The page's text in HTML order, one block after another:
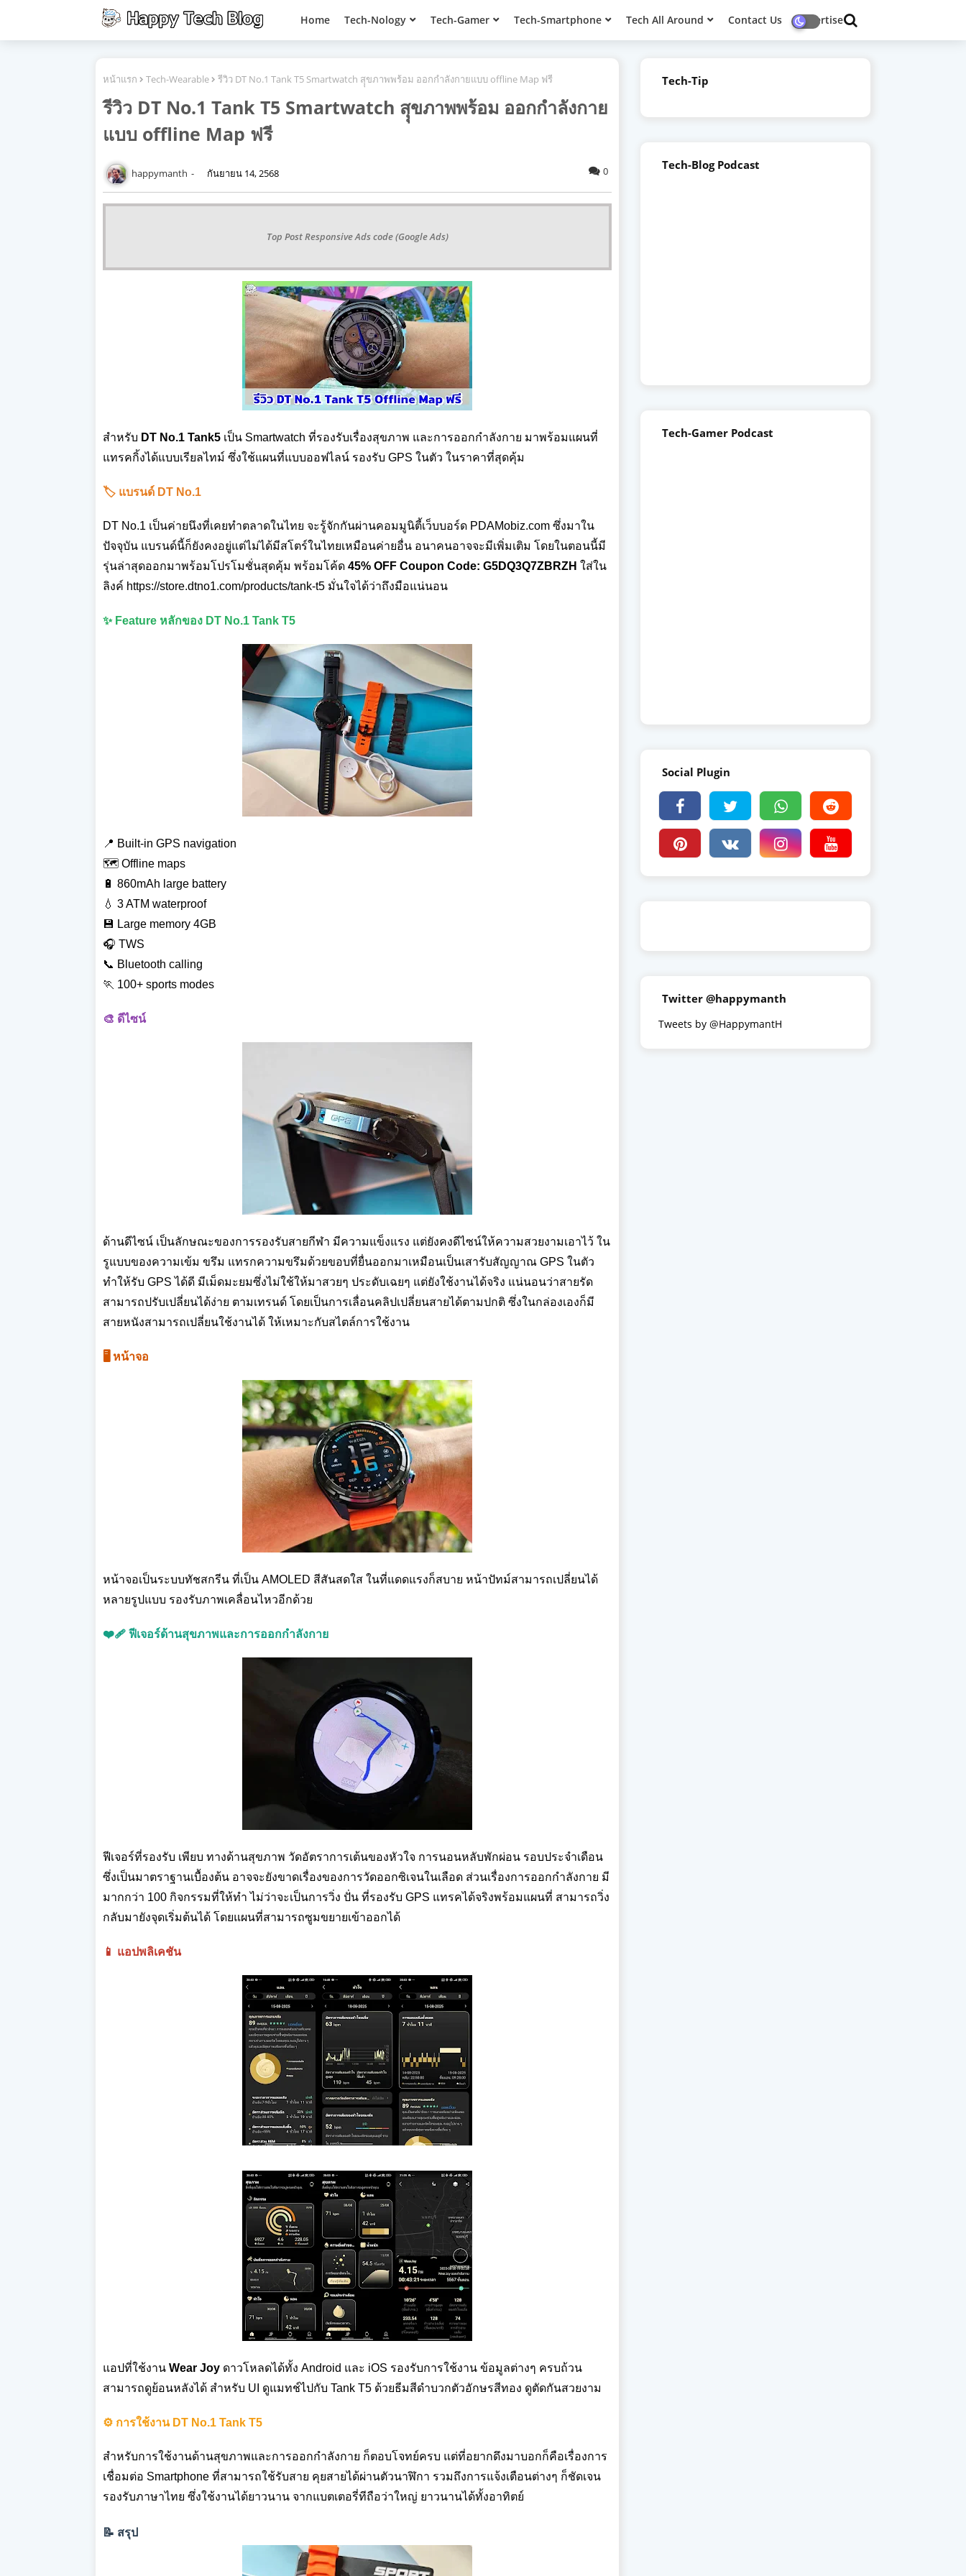
Home Tech-Nology Tech-Gamer Tech-Smartphone Tech All Around Contact Us Advertise
หน้าแรก Tech-Wearable รีวิว DT No.1 Tank T5 Smartwatch สุุขภาพพร้อม ออกกำลังกายแบบ offline Map ฟรี
รีวิว DT No.1 Tank T5 Smartwatch สุุขภาพพร้อม ออกกำลังกาย
แบบ offline Map ฟรี
happymanth กันยายน 14, 2568 0
Top Post Responsive Ads code (Google Ads)
สำหรับ DT No.1 Tank5 เป็น Smartwatch ที่รองรับเรื่องสุขภาพ และการออกกำลังกาย มาพร้อมแผนที่
แทรคกิ้งได้แบบเรียลไทม์ ซึ่งใช้แผนที่แบบออฟไลน์ รองรับ GPS ในตัว ในราคาที่สุดคุ้ม
🏷️ แบรนด์ DT No.1
DT No.1 เป็นค่ายนึงที่เคยทำตลาดในไทย จะรู้จักกันผ่านคอมมูนิตี้เว็บบอร์ด PDAMobiz.com ซึ่งมาใน
ปัจจุบัน แบรนด์นี้ก็ยังคงอยู่แต่ไม่ได้มีสโตร์ในไทยเหมือนค่ายอื่น อนาคนอาจจะมีเพิ่มเติม โดยในตอนนี้มี
รุ่นล่าสุดออกมาพร้อมโปรโมชั่นสุดคุ้ม พร้อมโค้ด 45% OFF Coupon Code: G5DQ3Q7ZBRZH ใส่ใน
ลิงค์ https://store.dtno1.com/products/tank-t5 มั่นใจได้ว่าถึงมือแน่นอน
✨ Feature หลักของ DT No.1 Tank T5
📍 Built-in GPS navigation
🗺️ Offline maps
🔋 860mAh large battery
💧 3 ATM waterproof
💾 Large memory 4GB
🎧 TWS
📞 Bluetooth calling
🏃 100+ sports modes
🎨 ดีไซน์
ด้านดีไซน์ เป็นลักษณะของการรองรับสายกีฬา มีความแข็งแรง แต่ยังคงดีไซน์ให้ความสวยงามเอาไว้ ใน
รูแบบของความเข้ม ขรึม แทรกความขรึมด้วยขอบที่ยื่นออกมาเหมือนเป็นเสารับสัญญาณ GPS ในตัว
ทำให้รับ GPS ได้ดี มีเม็ดมะยมซึ่งไม่ใช้ให้มาสวยๆ ประดับเฉยๆ แต่ยังใช้งานได้จริง แน่นอนว่าสายรัด
สามารถปรับเปลี่ยนได้ง่าย ตามเทรนด์ โดยเป็นการเลื่อนคลิปเปลี่ยนสายได้ตามปกติ ซึ่งในกล่องเองก็มี
สายหนังสามารถเปลี่ยนใช้งานได้ ให้เหมาะกับสไตล์การใช้งาน
🖥️ หน้าจอ
หน้าจอเป็นระบบทัชสกรีน ที่เป็น AMOLED สีสันสดใส ในที่แดดแรงก็สบาย หน้าปัทม์สามารถเปลี่ยนได้
หลายรูปแบบ รองรับภาพเคลื่อนไหวอีกด้วย
❤️‍🩹 ฟีเจอร์ด้านสุขภาพและการออกกำลังกาย
ฟีเจอร์ที่รองรับ เพียบ ทางด้านสุขภาพ วัดอัตราการเต้นของหัวใจ การนอนหลับพักผ่อน รอบประจำเดือน
ซึ่งเป็นมาตราฐานเบื้องต้น อาจจะยังขาดเรื่องของการวัดออกซิเจนในเลือด ส่วนเรื่องการออกกำลังกาย มี
มากกว่า 100 กิจกรรมที่ให้ทำ ไม่ว่าจะเป็นการวิ่ง ปั่น ที่รองรับ GPS แทรคได้จริงพร้อมแผนที่ สามารถวิ่ง
กลับมายังจุดเริ่มต้นได้ โดยแผนที่สามารถซูมขยายเข้าออกได้
📱 แอปพลิเคชัน
แอปที่ใช้งาน Wear Joy ดาวโหลดได้ทั้ง Android และ iOS รองรับการใช้งาน ข้อมูลต่างๆ ครบถ้วน
สามารถดูย้อนหลังได้ สำหรับ UI ดูแมทช์ไปกับ Tank T5 ด้วยธีมสีดำบวกตัวอักษรสีทอง ดูตัดกันสวยงาม
⚙️ การใช้งาน DT No.1 Tank T5
สำหรับการใช้งานด้านสุขภาพและการออกกำลังกาย ก็ตอบโจทย์ครบ แต่ที่อยากดึงมาบอกก็คือเรื่องการ
เชื่อมต่อ Smartphone ที่สามารถใช้รับสาย คุยสายได้ผ่านตัวนาฬิกา รวมถึงการแจ้งเตือนต่างๆ ก็ชัดเจน
รองรับภาษาไทย ซึ่งใช้งานได้ยาวนาน จากแบตเตอรี่ทีถือว่าใหญ่ ยาวนานได้ทั้งอาทิตย์
📝 สรุป
Tech-Tip
Tech-Blog Podcast
Tech-Gamer Podcast
Social Plugin
Twitter @happymanth
Tweets by @HappymantH